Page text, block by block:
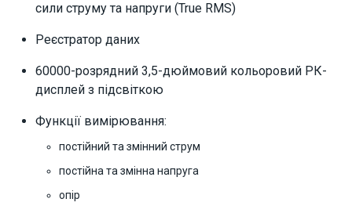
сили струму та напруги (True RMS)
Реєстратор даних
60000-розрядний 3,5-дюймовий кольоровий РК-
дисплей з підсвіткою
Функції вимірювання:
постійний та змінний струм
постійна та змінна напруга
опір